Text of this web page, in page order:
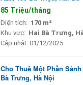
85 Triệu/tháng
Diện tích: 170 m²
Khu vực: Hai Bà Trưng,
Cập nhật: 01/12/2025
Cho Thuê Một Phần
Bà Trưng, Hà Nội